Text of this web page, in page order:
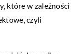
które w zależności
czyli